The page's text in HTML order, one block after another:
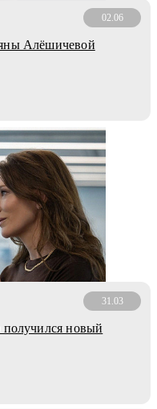
02.06
Алёшичевой
31.03
новый